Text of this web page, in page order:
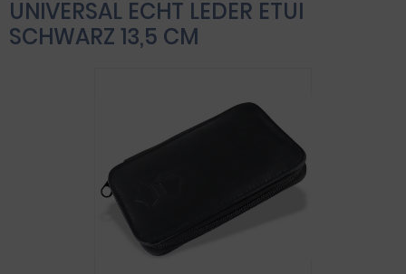
UNIVERSAL ECHT LEDER ETUI
SCHWARZ 13,5 CM